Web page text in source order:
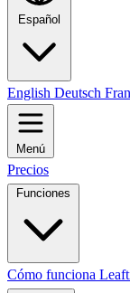
Español
English Deutsch
Menú
Precios
Funciones
Cómo funciona